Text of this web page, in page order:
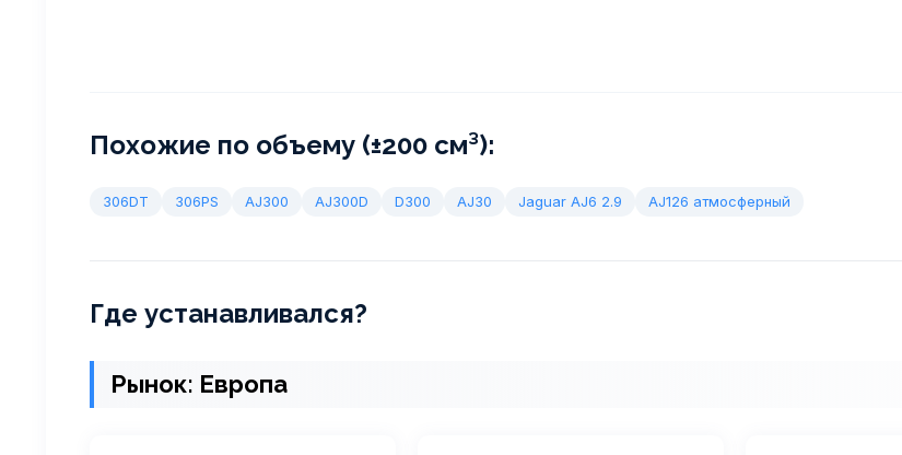
Похожие по объему (±200 см³):
306DT 306PS AJ300 AJ300D D300 AJ30 Jaguar AJ6 2.9 AJ126 атмосферный
Где устанавливался?
Рынок: Европа